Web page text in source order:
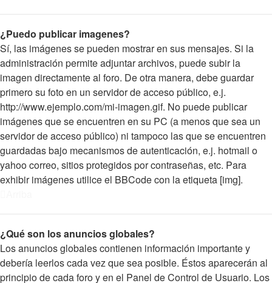
¿Puedo publicar imagenes?
Sí, las imágenes se pueden mostrar en sus mensajes. Si la
administración permite adjuntar archivos, puede subir la
imagen directamente al foro. De otra manera, debe guardar
primero su foto en un servidor de acceso público, e.j.
http://www.ejemplo.com/mi-imagen.gif. No puede publicar
imágenes que se encuentren en su PC (a menos que sea un
servidor de acceso público) ni tampoco las que se encuentren
guardadas bajo mecanismos de autenticación, e.j. hotmail o
yahoo correo, sitios protegidos por contraseñas, etc. Para
exhibir imágenes utilice el BBCode con la etiqueta [img].
¿Qué son los anuncios globales?
Los anuncios globales contienen información importante y
debería leerlos cada vez que sea posible. Éstos aparecerán al
principio de cada foro y en el Panel de Control de Usuario. Los